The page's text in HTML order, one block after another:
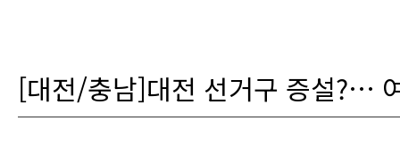
[대전/충남]대전 선거구 증설?…